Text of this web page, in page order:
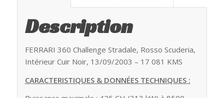
Description
FERRARI 360 Challenge Stradale, Rosso Scuderia,
Intérieur Cuir Noir, 13/09/2003 – 17 081 KMS
CARACTERISTIQUES & DONNÉES TECHNIQUES :